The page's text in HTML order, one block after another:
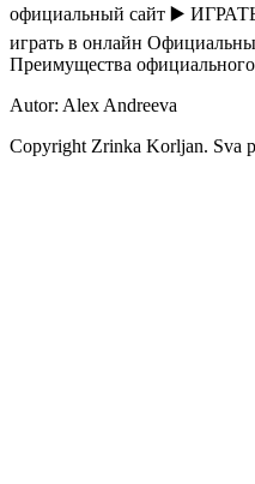
официальный сайт ▶️
играть в онлайн
Преимущества официального
Autor: Alex Andreeva
Copyright Zrinka Korljan. Sva